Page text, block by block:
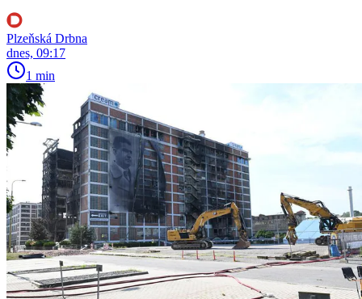
Plzeňská Drbna
dnes, 09:17
1 min